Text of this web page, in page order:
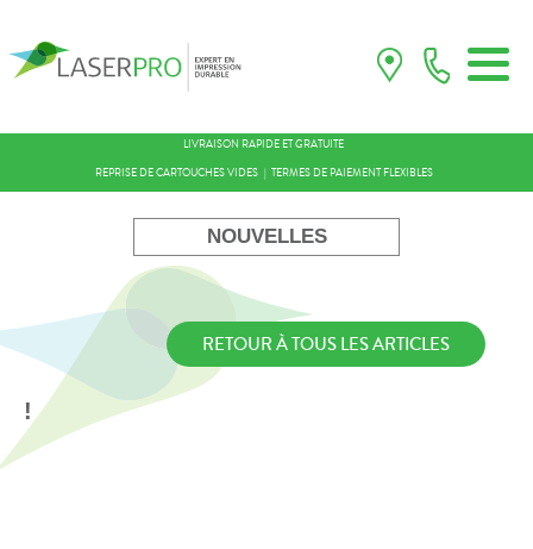
LIVRAISON RAPIDE ET GRATUITE
REPRISE DE CARTOUCHES VIDES
TERMES DE PAIEMENT FLEXIBLES
NOUVELLES
RETOUR À TOUS LES ARTICLES
!